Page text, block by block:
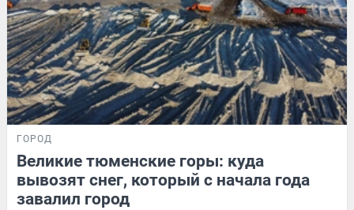
ГОРОД
Великие тюменские горы: куда
вывозят снег, который с начала года
завалил город